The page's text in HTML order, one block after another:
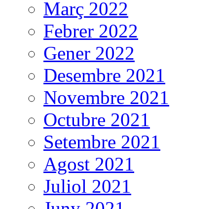
Març 2022
Febrer 2022
Gener 2022
Desembre 2021
Novembre 2021
Octubre 2021
Setembre 2021
Agost 2021
Juliol 2021